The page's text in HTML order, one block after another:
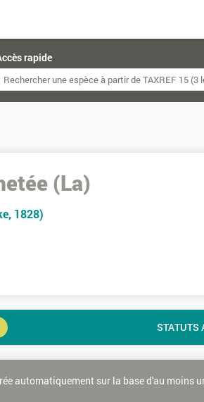
rapide
(La)
1828)
STATUTS
automatiquement sur la base d'au moins